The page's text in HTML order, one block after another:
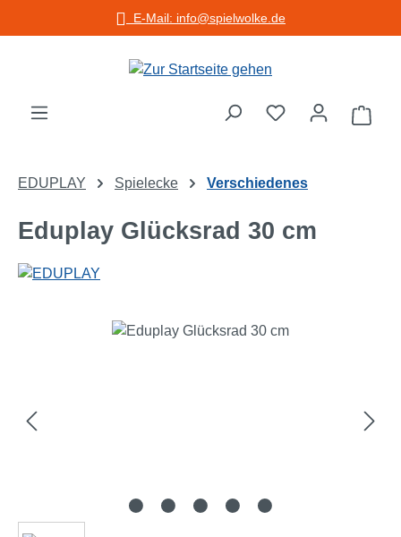
Zum Hauptinhalt springenE-Mail: info@spielwolke.de
EDUPLAY Spielecke Verschiedenes
Eduplay Glücksrad 30 cm